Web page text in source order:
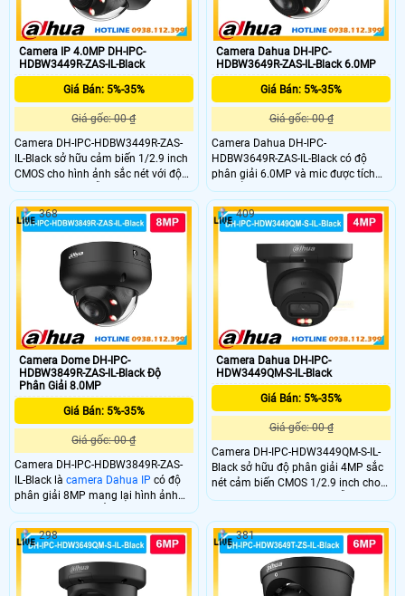
Camera IP 4.0MP DH-IPC-
HDBW3449R-ZAS-IL-Black
Giá Bán: 5%-35%
Giá gốc: 00 ₫
Camera DH-IPC-HDBW3449R-ZAS-
IL-Black sở hữu cảm biến 1/2.9 inch
CMOS cho hình ảnh sắc nét với độ
phân giải 4MP hỗ trợ WDR 120dB
giúp cân bằng ánh sáng. Kết hợp
hồng ngoại và đèn ấm tầm xa 50m.
Tích hợp micro thu âm chuẩn nén
H.265 tiết kiệm băng thông phù hợp
giám sát ngày đêm ổn định.
Camera Dahua DH-IPC-
HDBW3649R-ZAS-IL-Black 6.0MP
Giá Bán: 5%-35%
Giá gốc: 00 ₫
Camera Dahua DH-IPC-
HDBW3649R-ZAS-IL-Black có độ
phân giải 6.0MP và mic được tích
hợp sẳn trong camera giám sát vừa
ghi hình và âm thanh rỏ ràng. DH-
IPC-HDBW3649R-ZAS-IL-Black sử
dụng chip AI chuyên dụng giúp phát
hiện chuyển động chính sát tuyệt
đối
Camera Dome DH-IPC-
HDBW3849R-ZAS-IL-Black Độ
Phân Giải 8.0MP
Giá Bán: 5%-35%
Giá gốc: 00 ₫
Camera DH-IPC-HDBW3849R-ZAS-
IL-Black là camera Dahua IP có độ
phân giải 8MP mang lại hình ảnh
sắc nét vượt trội. Ống kính zoom
2.7–13.5mm điều chỉnh linh hoạt
góc nhìn. Công nghệ WDR 120dB
cân bằng sáng hiệu quả kết hợp đèn
hồng ngoại và ánh sáng ấm tầm xa
50m đảm bảo giám sát rõ ràng cả
368
Camera Dahua DH-IPC-
HDW3449QM-S-IL-Black
Giá Bán: 5%-35%
Giá gốc: 00 ₫
Camera DH-IPC-HDW3449QM-S-IL-
Black sở hữu độ phân giải 4MP sắc
nét cảm biến CMOS 1/2.9 inch cho
hình ảnh rõ ràng cả ngày lẫn đêm
bằng sáng kết hợp đèn hồng ngoại
và ánh sáng ấm tầm xa 50m giúp
quan sát ổn định trong nhiều điều
kiện thời tiết
409
298 381